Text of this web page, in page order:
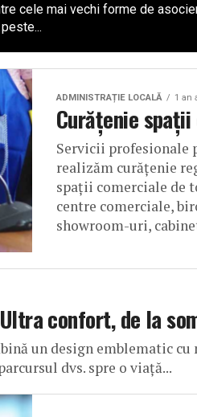
cele mai vechi forme de
ADMINISTRAȚIE LOCALĂ 1 an
Curățenie
Servicii profesionale
realizăm curățenie
spații comerciale de
centre comerciale,
showroom-uri,
confort, de la
un design emblematic
dvs. spre o viață...